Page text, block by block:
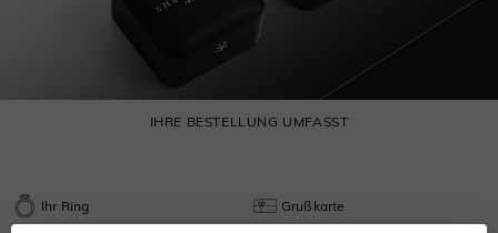
IHRE BESTELLUNG UMFASST
Ihr Ring Grußkarte